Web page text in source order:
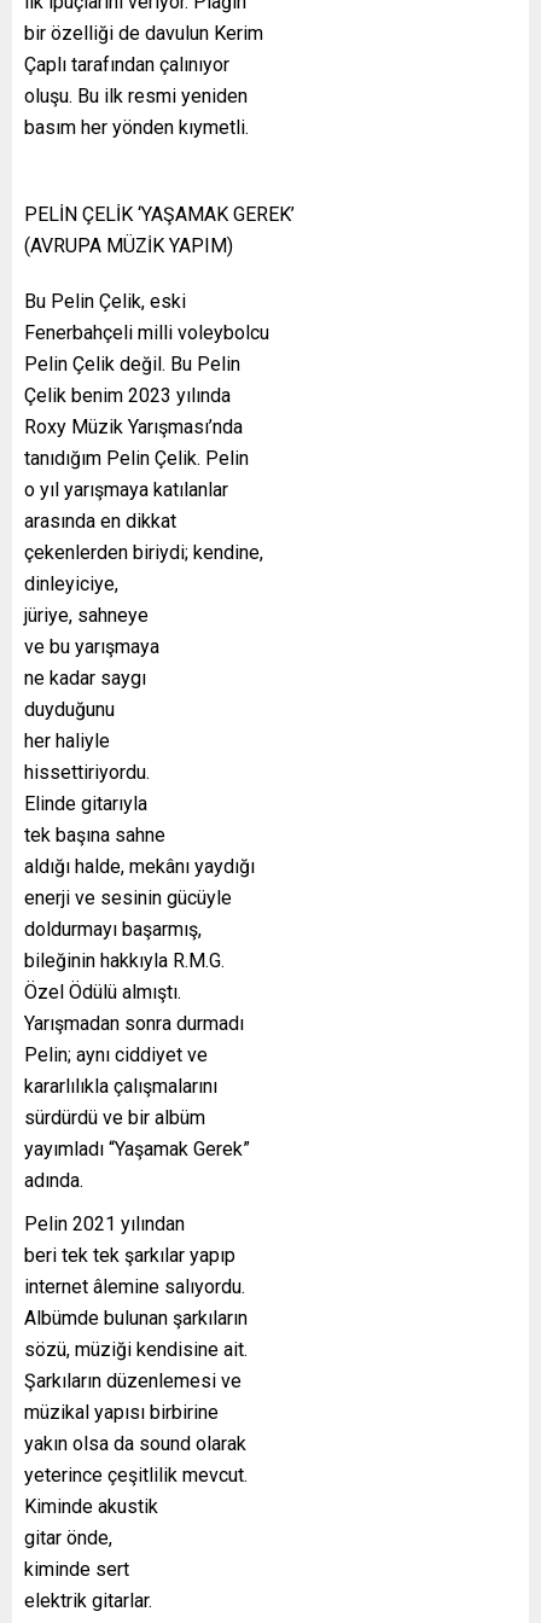
bir özelliği de davulun Kerim
Çaplı tarafından çalınıyor
oluşu. Bu ilk resmi yeniden
basım her yönden kıymetli.
PELİN ÇELİK ‘YAŞAMAK GEREK’
(AVRUPA MÜZİK YAPIM)
Bu Pelin Çelik, eski
Fenerbahçeli milli voleybolcu
Pelin Çelik değil. Bu Pelin
Çelik benim 2023 yılında
Roxy Müzik Yarışması’nda
tanıdığım Pelin Çelik. Pelin
o yıl yarışmaya katılanlar
arasında en dikkat
çekenlerden biriydi; kendine,
dinleyiciye,
jüriye, sahneye
ve bu yarışmaya
ne kadar saygı
duyduğunu
her haliyle
hissettiriyordu.
Elinde gitarıyla
tek başına sahne
aldığı halde, mekânı yaydığı
enerji ve sesinin gücüyle
doldurmayı başarmış,
bileğinin hakkıyla R.M.G.
Özel Ödülü almıştı.
Yarışmadan sonra durmadı
Pelin; aynı ciddiyet ve
kararlılıkla çalışmalarını
sürdürdü ve bir albüm
yayımladı “Yaşamak Gerek”
adında.
Pelin 2021 yılından
beri tek tek şarkılar yapıp
internet âlemine salıyordu.
Albümde bulunan şarkıların
sözü, müziği kendisine ait.
Şarkıların düzenlemesi ve
müzikal yapısı birbirine
yakın olsa da sound olarak
yeterince çeşitlilik mevcut.
Kiminde akustik
gitar önde,
kiminde sert
elektrik gitarlar.